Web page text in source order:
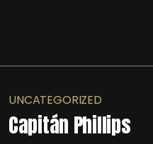
UNCATEGORIZED
Capitán Phillips